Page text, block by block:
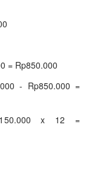
= Rp850.000
- Rp850.000 =
x 12 =